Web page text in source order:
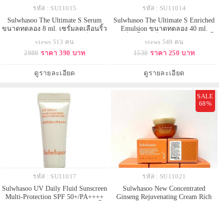
รหัส : SU11015
Sulwhasoo The Ultimate S Serum
ขนาดทดลอง 8 ml. เซรั่มลดเลือนริ้ว
รี่ Ginseng berry SR คืนความอ่อน
เยาว์ให้กับผิวที่ช่วยปรับผิวให้ดูเรียบ
เน้นยกกระชับผิวบริเวณหางตา,
โหนกแก้ม, มุมปาก และบริเว
views 513 คน
2080 ราคา 390 บาท
ดูรายละเอียด
รหัส : SU11014
Sulwhasoo The Ultimate S Enriched
Emulsion ขนาดทดลอง 40 ml.
รอยแห่งวัย ฟื้นฟูความกระชับจาก
ภายในสู่ภายนอก ผิวแลดูอิ่มฟู ผิวนุ่ม
พลังของ Ginseng Berry ยกกระชับ
จัดการสัญญาณของริ้วรอย ด้ว
views 549 คน
1530 ราคา 250 บาท
ดูรายละเอียด
รหัส : SU11017
Sulwhasoo UV Daily Fluid Sunscreen
Multi-Protection SPF 50+/PA++++
SALE
68%
รหัส : SU11021
Sulwhasoo New Concentrated
Ginseng Rejuvenating Cream Rich